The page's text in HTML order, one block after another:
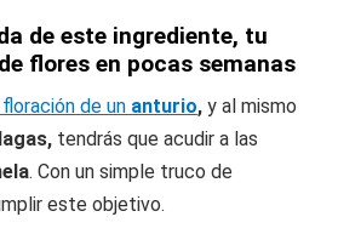
de este ingrediente, tu
flores en pocas semanas
de un anturio, y al mismo
tendrás que acudir a las
. Con un simple truco de
este objetivo.